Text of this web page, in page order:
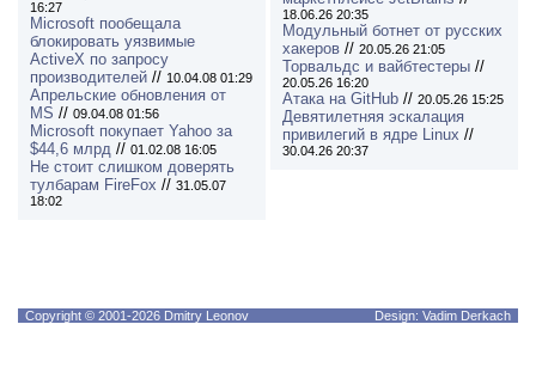
16:27
Microsoft пообещала
блокировать уязвимые
ActiveX по запросу
производителей // 10.04.08 01:29
Апрельские обновления от
MS // 09.04.08 01:56
Microsoft покупает Yahoo за
$44,6 млрд // 01.02.08 16:05
Не стоит слишком доверять
тулбарам FireFox // 31.05.07
18:02
18.06.26 20:35
Модульный ботнет от русских
хакеров // 20.05.26 21:05
Торвальдс и вайбтестеры //
20.05.26 16:20
Атака на GitHub // 20.05.26 15:25
Девятилетняя эскалация
привилегий в ядре Linux //
30.04.26 20:37
Copyright © 2001-2026 Dmitry Leonov Design: Vadim Derkach